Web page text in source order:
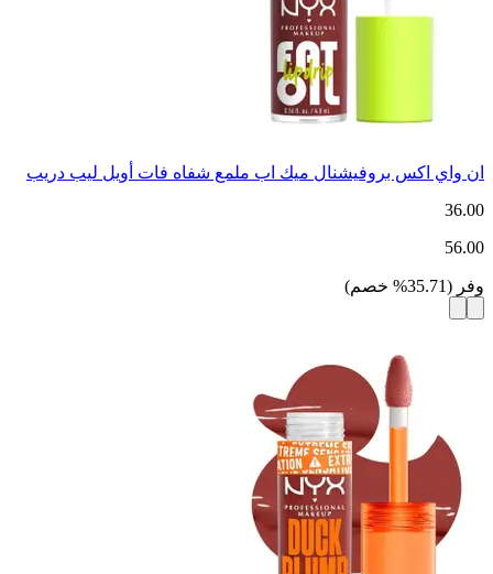
ان واي اكس بروفيشنال ميك اب ملمع شفاه فات أويل ليب دريب
36.00
56.00
وفر (
35.71
% خصم)